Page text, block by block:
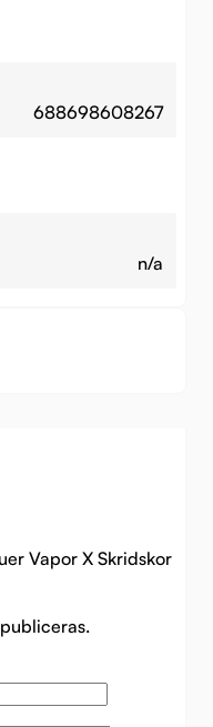
688698608267
n/a
Vapor X Skridskor